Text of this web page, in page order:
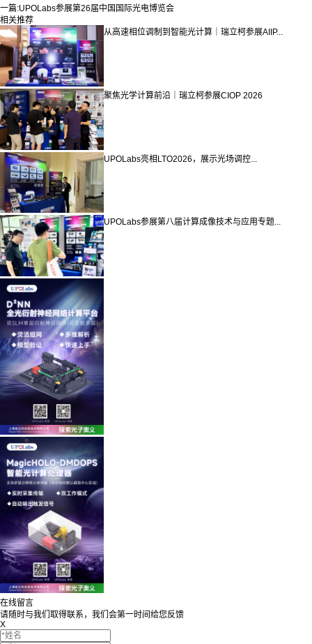
一篇:UPOLabs参展第26届中国国际光电博览会
相关推荐
从高速相位调制到智能光计算｜瑞立柯参展AIIP...
聚焦光学计算前沿｜瑞立柯参展CIOP 2026
UPOLabs亮相LTO2026，展示光场调控...
UPOLabs参展第八届计算成像技术与应用专题...
在线留言
请随时与我们取得联系，我们会第一时间给您反馈
X